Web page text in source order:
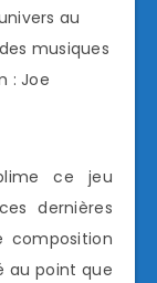
au
musiques
: Joe
ce jeu
dernières
composition
au point que